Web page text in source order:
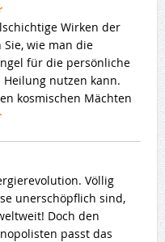
Wirken der
wie man die
für die persönliche
nutzen kann.
kosmischen Mächten
Völlig
unerschöpflich sind,
Doch den
passt das